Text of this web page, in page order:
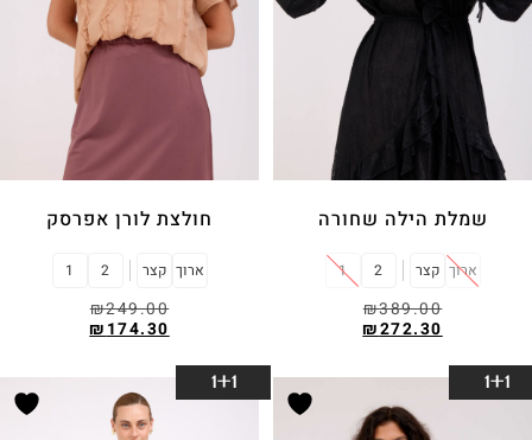
שמלת הילה שחורה
ארוך קצר 2
1
₪389.00
₪272.30
בחר אפשרויות
חולצת לורן אפרסק
ארוך קצר 2
1
₪249.00
₪174.30
בחר אפשרויות
1+1
1+1